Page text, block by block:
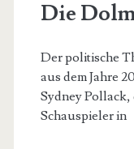
Die
Der politische
aus dem Jahre
Sydney Pollack,
Schauspieler in